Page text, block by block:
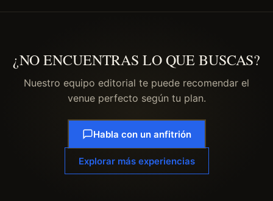
¿NO ENCUENTRAS LO QUE BUSCAS?
Nuestro equipo editorial te puede recomendar el
venue perfecto según tu plan.
Habla con un anfitrión
Explorar más experiencias